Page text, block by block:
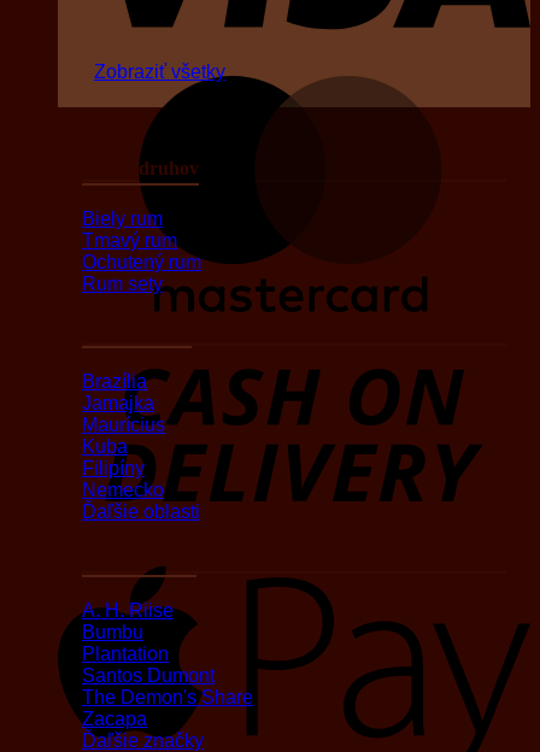
Zobraziť všetky
Podľa druhov
Biely rum
Tmavý rum
Ochutený rum
Rum sety
Brazília
Jamajka
Maurícius
Kuba
Filipíny
Nemecko
Ďaľšie oblasti
A. H. Riise
Bumbu
Plantation
Santos Dumont
The Demon's Share
Zacapa
Ďaľšie značky